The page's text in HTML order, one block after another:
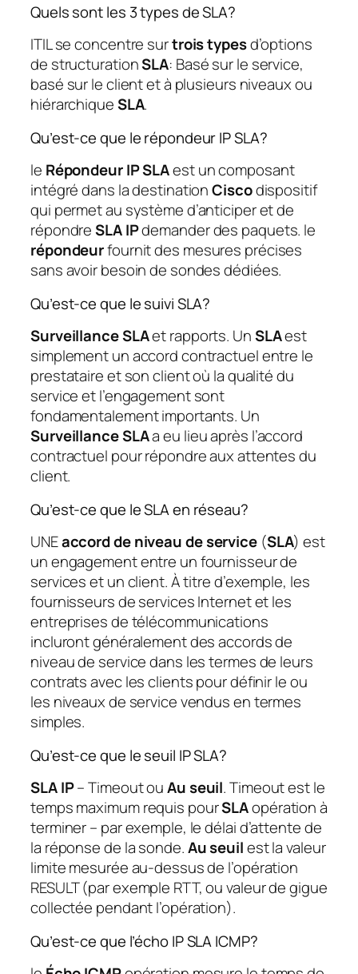
Quels sont les 3 types de SLA?
ITIL se concentre surtrois typesd’options
de structurationSLA: Basé sur le service,
basé sur le client et à plusieurs niveaux ou
hiérarchiqueSLA.
Qu’est-ce que le répondeur IP SLA?
le Répondeur IP SLAest un composant
intégré dans la destinationCiscodispositif
qui permet au système d’anticiper et de
répondreSLA IPdemander des paquets. le
répondeurfournit des mesures précises
sans avoir besoin de sondes dédiées.
Qu’est-ce que le suivi SLA?
Surveillance SLAet rapports. UnSLAest
simplement un accord contractuel entre le
prestataire et son client où la qualité du
service et l’engagement sont
fondamentalement importants. Un
Surveillance SLAa eu lieu après l’accord
contractuel pour répondre aux attentes du
client.
Qu’est-ce que le SLA en réseau?
UNEaccord de niveau de service(SLA) est
un engagement entre un fournisseur de
services et un client. À titre d’exemple, les
fournisseurs de services Internet et les
entreprises de télécommunications
incluront généralement des accords de
niveau de service dans les termes de leurs
contrats avec les clients pour définir le ou
les niveaux de service vendus en termes
simples.
Qu’est-ce que le seuil IP SLA?
SLA IP– Timeout ouAu seuil. Timeout est le
temps maximum requis pourSLAopération à
terminer – par exemple, le délai d’attente de
la réponse de la sonde.Au seuilest la valeur
limite mesurée au-dessus de l’opération
RESULT (par exemple RTT, ou valeur de gigue
collectée pendant l’opération).
Qu’est-ce que l’écho IP SLA ICMP?